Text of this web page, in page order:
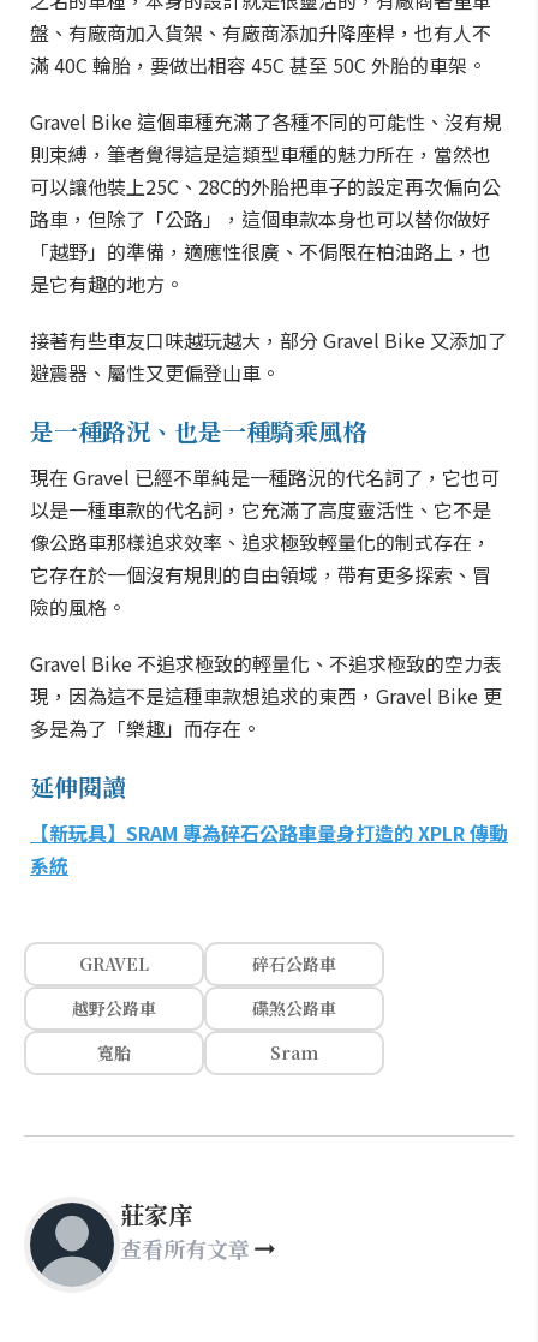
盤、有廠商加入貨架、有廠商添加升降座桿，也有人不
滿 40C 輪胎，要做出相容 45C 甚至 50C 外胎的車架。
Gravel Bike 這個車種充滿了各種不同的可能性、沒有規
則束縛，筆者覺得這是這類型車種的魅力所在，當然也
可以讓他裝上25C、28C的外胎把車子的設定再次偏向公
路車，但除了「公路」，這個車款本身也可以替你做好
「越野」的準備，適應性很廣、不侷限在柏油路上，也
是它有趣的地方。
接著有些車友口味越玩越大，部分 Gravel Bike 又添加了
避震器、屬性又更偏登山車。
是一種路況、也是一種騎乘風格
現在 Gravel 已經不單純是一種路況的代名詞了，它也可
以是一種車款的代名詞，它充滿了高度靈活性、它不是
像公路車那樣追求效率、追求極致輕量化的制式存在，
它存在於一個沒有規則的自由領域，帶有更多探索、冒
險的風格。
Gravel Bike 不追求極致的輕量化、不追求極致的空力表
現，因為這不是這種車款想追求的東西，Gravel Bike 更
多是為了「樂趣」而存在。
延伸閱讀
【新玩具】SRAM 專為碎石公路車量身打造的 XPLR 傳動
系統
GRAVEL
碎石公路車
越野公路車
碟煞公路車
寬胎
Sram
莊家庠
查看所有文章